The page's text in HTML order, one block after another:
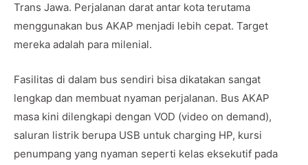
Trans Jawa. Perjalanan darat antar kota terutama
menggunakan bus AKAP menjadi lebih cepat. Target
mereka adalah para milenial.
Fasilitas di dalam bus sendiri bisa dikatakan sangat
lengkap dan membuat nyaman perjalanan. Bus AKAP
masa kini dilengkapi dengan VOD (video on demand),
saluran listrik berupa USB untuk charging HP, kursi
penumpang yang nyaman seperti kelas eksekutif pada